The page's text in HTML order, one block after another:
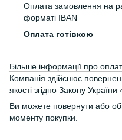
Оплата замовлення на
форматі IBAN
Оплата готівкою
Більше інформації про
Компанія здійснює
якості згідно Закону України
Ви можете повернути або
моменту покупки.